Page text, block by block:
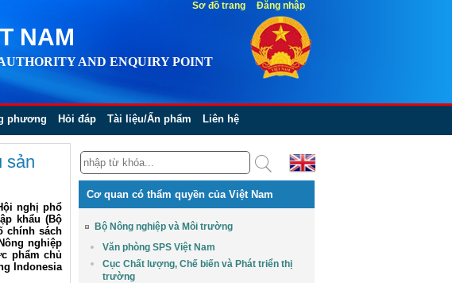
NAM
AND ENQUIRY POINT
phương Hỏi đáp Tài liệu/Ấn phẩm Liên hệ
sản
nghị phổ
khẩu (Bộ
chính sách
nghiệp
phẩm chủ
Indonesia
Cơ quan có thẩm quyền của Việt Nam
Bộ Nông nghiệp và Môi trường
Văn phòng SPS Việt Nam
Cục Chất lượng, Chế biến và Phát triển thị
trường
Sơ đồ trang Đăng nhập